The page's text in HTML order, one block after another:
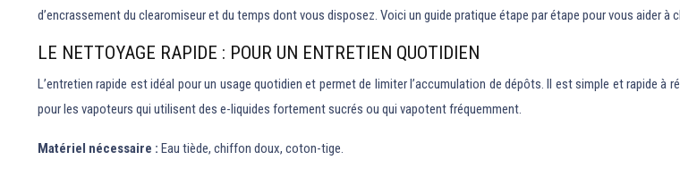
d’encrassement du clearomiseur et du temps dont vous disposez. Voici un guide pratique étape par étape pour vous aider à
LE NETTOYAGE RAPIDE : POUR UN ENTRETIEN QUOTIDIEN
L’entretien rapide est idéal pour un usage quotidien et permet de limiter l’accumulation de dépôts. Il est simple et rapide
pour les vapoteurs qui utilisent des e-liquides fortement sucrés ou qui vapotent fréquemment.
Matériel nécessaire : Eau tiède, chiffon doux, coton-tige.